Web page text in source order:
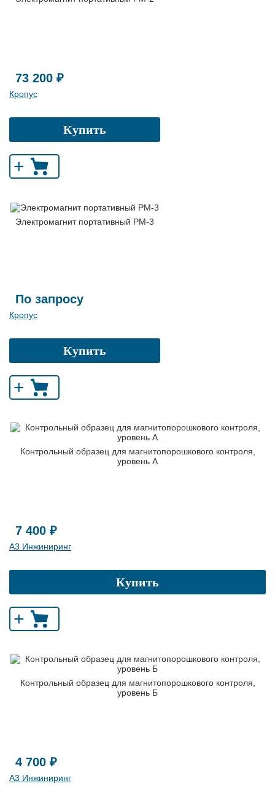
73 200 ₽
Кропус
Купить
+
Электромагнит портативный РМ-3
По запросу
Кропус
Купить
+
Контрольный образец для магнитопорошкового контроля,
уровень А
7 400 ₽
А3 Инжиниринг
Купить
+
Контрольный образец для магнитопорошкового контроля,
уровень Б
4 700 ₽
А3 Инжиниринг